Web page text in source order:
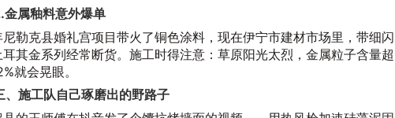
金属釉料意外爆单
尼勒克县婚礼宫项目带火了铜色涂料，现在伊宁市建材市场里，带细闪
耳其金系列经常断货。施工时得注意：草原阳光太烈，金属粒子含量超
就会晃眼。
、施工队自己琢磨出的野路子